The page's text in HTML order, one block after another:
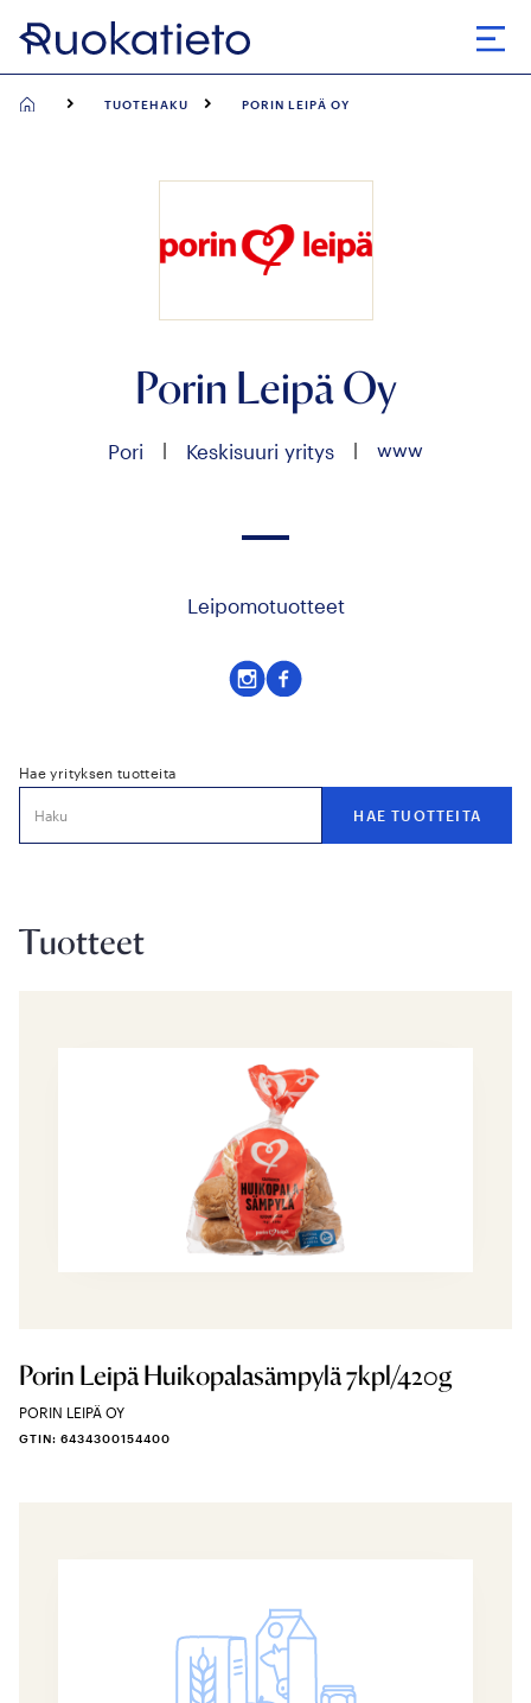
Siirry
suoraan
TUOTEHAKU PORIN LEIPÄ OY
Porin Leipä Oy
Pori | Keskisuuri yritys | www
Leipomotuotteet
SeuraaSeuraa
Hae yrityksen tuotteita
Tuotteet
Porin Leipä Huikopalasämpylä 7kpl/420g
PORIN LEIPÄ OY
GTIN: 6434300154400